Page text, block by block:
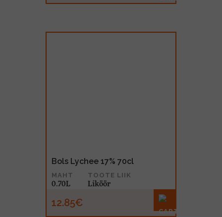
Bols Lychee 17% 70cl
MAHT
0.70L
TOOTE LIIK
Liköör
12.85€